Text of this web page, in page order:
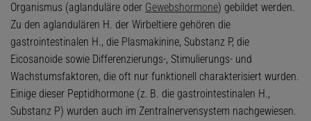
Organismus (aglanduläre oder Gewebshormone) gebildet werden.
Zu den aglandulären H. der Wirbeltiere gehören die
gastrointestinalen H., die Plasmakinine, Substanz P, die
Eicosanoide sowie Differenzierungs-, Stimulierungs- und
Wachstumsfaktoren, die oft nur funktionell charakterisiert wurden.
Einige dieser Peptidhormone (z. B. die gastrointestinalen H.,
Substanz P) wurden auch im Zentralnervensystem nachgewiesen.